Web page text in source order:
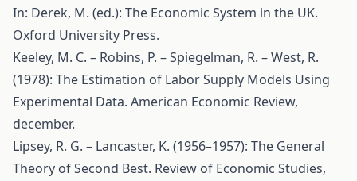
In: Derek, M. (ed.): The Economic System in the UK.
Oxford University Press.
Keeley, M. C. – Robins, P. – Spiegelman, R. – West, R.
(1978): The Estimation of Labor Supply Models Using
Experimental Data. American Economic Review,
december.
Lipsey, R. G. – Lancaster, K. (1956–1957): The General
Theory of Second Best. Review of Economic Studies,